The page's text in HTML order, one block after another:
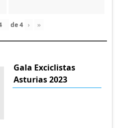
de4 › »
Gala Exciclistas
Asturias 2023